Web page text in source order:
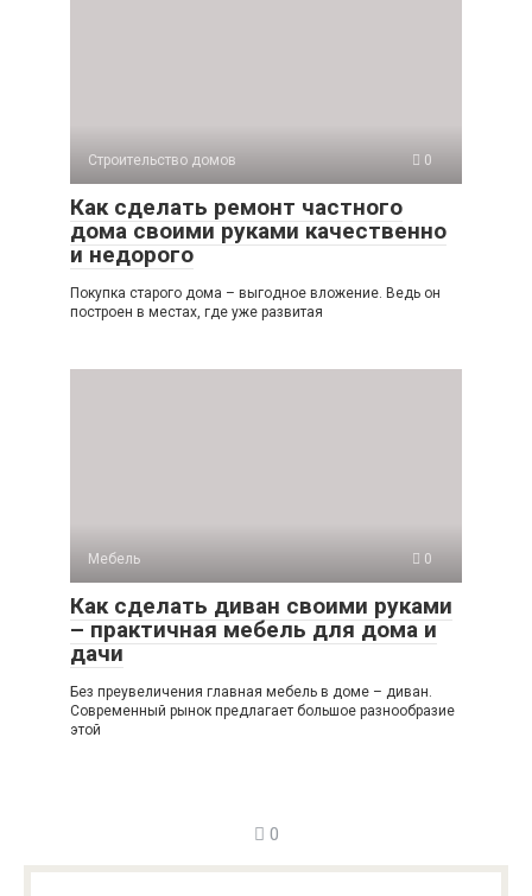
Строительство домов 0
Как сделать ремонт частного
дома своими руками качественно
и недорого
Покупка старого дома – выгодное вложение. Ведь он
построен в местах, где уже развитая
Мебель 0
Как сделать диван своими руками
– практичная мебель для дома и
дачи
Без преувеличения главная мебель в доме – диван.
Современный рынок предлагает большое разнообразие
этой
0